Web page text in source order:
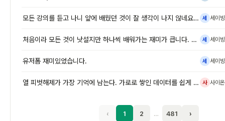
모든 강의를 듣고 나니 앞에 배웠던 것이 잘 생각이 나지 않네요. ㅎㅎ 세 세이
처음이라 모든 것이 낫설지만 하나씩 배워가는 재미가 큽니다. 반복 학습이 세 세이
유저폼 재미있었습니다. 세 세이
열 피벗해제가 가장 기억에 남는다. 가로로 쌓인 데이터를 쉽게 풀 수 있 사 사이
‹ 1 2 … 481 ›